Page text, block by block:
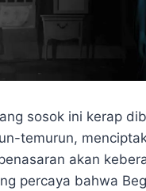
sosok ini kerap
temurun,
akan
percaya bahwa